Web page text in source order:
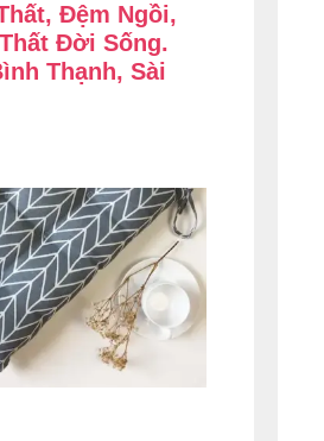
Đệm Ngồi,
Đời Sống.
Thạnh, Sài